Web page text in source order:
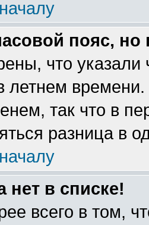
пояс,
что указали
летнем
так что в
разница в
нет в списке!
всего в том,